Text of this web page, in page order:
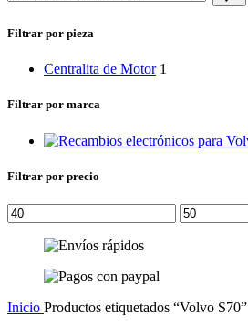
Filtrar por pieza
Centralita de Motor 1
Filtrar por marca
Filtrar por precio
Precio
mínimo
Precio
máximo
Inicio Productos etiquetados “Volvo S70”